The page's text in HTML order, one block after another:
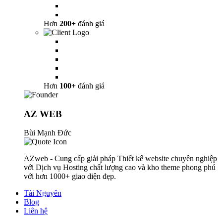
Hơn 200+ đánh giá
Hơn 100+ đánh giá
AZ WEB
Bùi Mạnh Đức
AZweb - Cung cấp giải pháp Thiết kế website chuyên nghiệp
với Dịch vụ Hosting chất lượng cao và kho theme phong phú
với hơn 1000+ giao diện đẹp.
Tài Nguyên
Blog
Liên hệ